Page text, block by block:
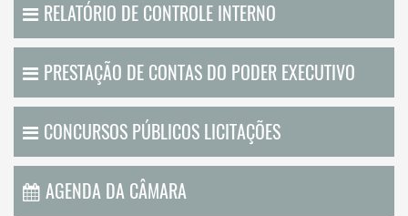
RELATÓRIO DE CONTROLE INTERNO
PRESTAÇÃO DE CONTAS DO PODER EXECUTIVO
CONCURSOS PÚBLICOS LICITAÇÕES
AGENDA DA CÂMARA